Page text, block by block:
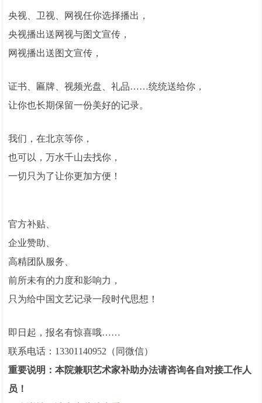
央视、卫视、网视任你选择播出，
央视播出送网视与图文宣传，
网视播出送图文宣传，
证书、匾牌、视频光盘、礼品……统统送给你，
让你也长期保留一份美好的记录。
我们，在北京等你，
也可以，万水千山去找你，
一切只为了让你更加方便！
官方补贴、
企业赞助、
高精团队服务、
前所未有的力度和影响力，
只为给中国文艺记录一段时代思想！
即日起，报名有惊喜哦……
联系电话：13301140952（同微信）
重要说明：本院兼职艺术家补助办法请咨询各自对接工作人
员！